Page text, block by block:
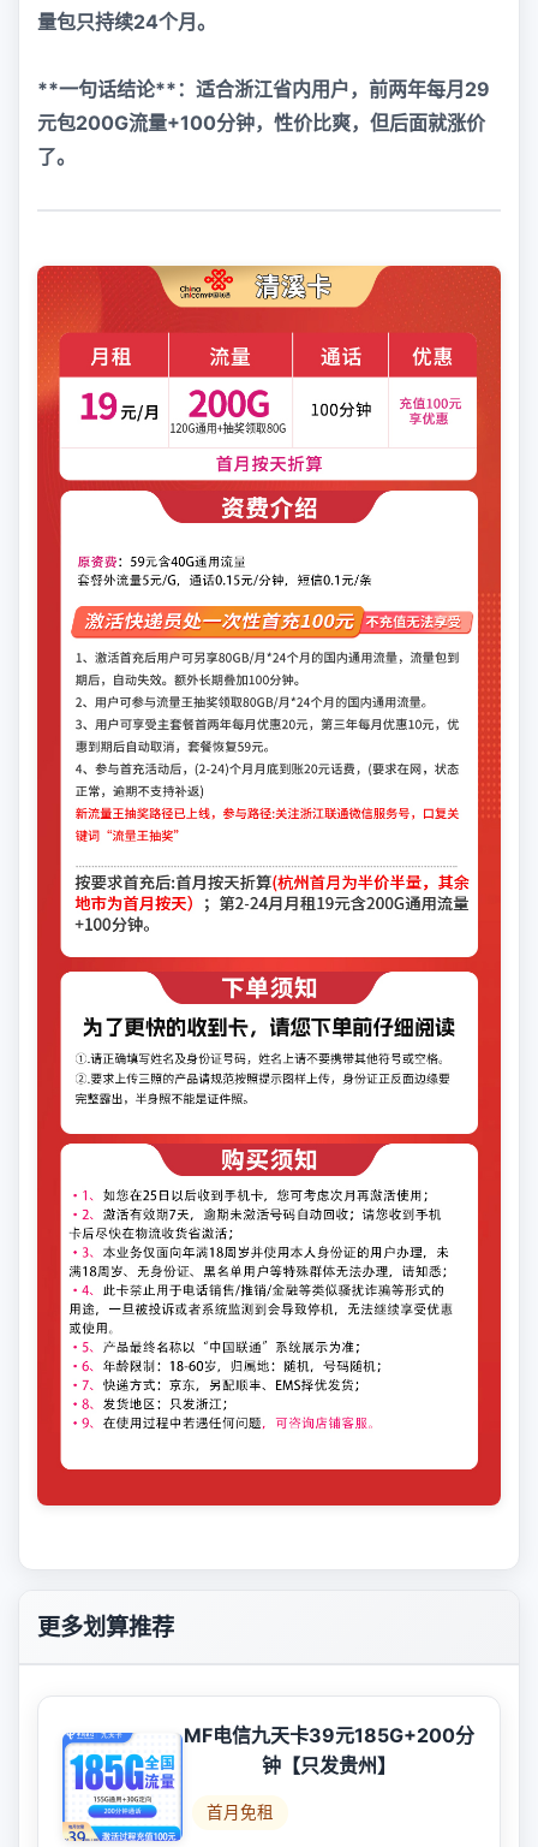
量包只持续24个月。
**一句话结论**：适合浙江省内用户，前两年每月29
元包200G流量+100分钟，性价比爽，但后面就涨价
了。
更多划算推荐
MF电信九天卡39元185G+200分
钟【只发贵州】
首月免租